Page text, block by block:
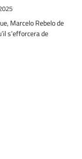
Marcelo Rebelo de
s’efforcera de